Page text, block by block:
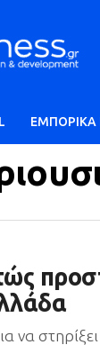
ΕΜΠΟΡΙΚΑ
να